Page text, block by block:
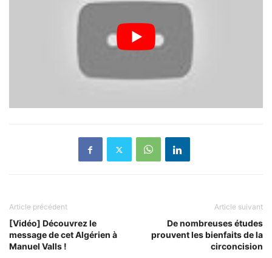
Article précédent
[Vidéo] Découvrez le
message de cet Algérien à
Manuel Valls !
Article suivant
De nombreuses études
prouvent les bienfaits de la
circoncision